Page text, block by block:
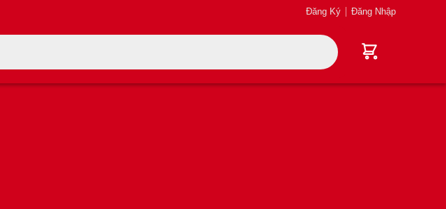
Đăng Ký Đăng Nhập